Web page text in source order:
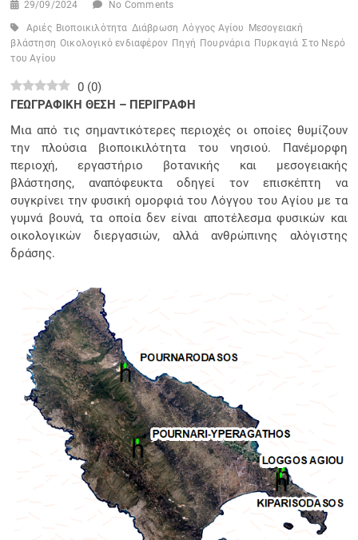
29/09/2024 No Comments
Αριές Βιοποικιλότητα Διάβρωση Λόγγος Αγίου
Μεσογειακή
βλάστηση Οικολογικό ενδιαφέρον Πηγή Πουρνάρια Πυρκαγιά Στο Νερό
του Αγίου
0 (0)
ΓΕΩΓΡΑΦΙΚΗ ΘΕΣΗ – ΠΕΡΙΓΡΑΦΗ
Μια από τις σημαντικότερες περιοχές οι οποίες θυμίζουν
την πλούσια βιοποικιλότητα του νησιού. Πανέμορφη
περιοχή, εργαστήριο βοτανικής και μεσογειακής
βλάστησης, αναπόφευκτα οδηγεί τον επισκέπτη να
συγκρίνει την φυσική ομορφιά του Λόγγου του Αγίου με τα
γυμνά βουνά, τα οποία δεν είναι αποτέλεσμα φυσικών και
οικολογικών διεργασιών, αλλά ανθρώπινης αλόγιστης
δράσης.